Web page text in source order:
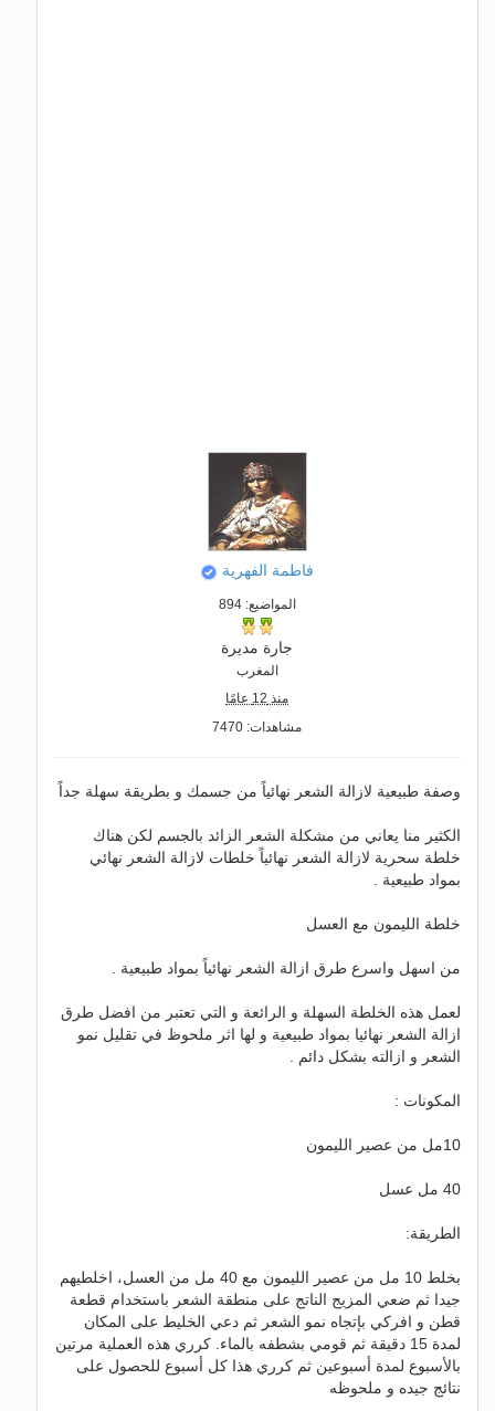
فاطمة الفهرية
المواضيع: 894
جارة مديرة
المغرب
منذ 12 عامًا
مشاهدات: 7470
وصفة طبيعية لازالة الشعر نهائياً من جسمك و بطريقة سهلة جداً
الكثير منا يعاني من مشكلة الشعر الزائد بالجسم لكن هناك
خلطة سحرية لازالة الشعر نهائياً خلطات لازالة الشعر نهائي
بمواد طبيعية .
خلطة الليمون مع العسل
من اسهل واسرع طرق ازالة الشعر نهائياً بمواد طبيعية .
لعمل هذه الخلطة السهلة و الرائعة و التي تعتبر من افضل طرق
ازالة الشعر نهائيا بمواد طبيعية و لها اثر ملحوظ في تقليل نمو
الشعر و ازالته بشكل دائم .
المكونات :
10مل من عصير الليمون
40 مل عسل
الطريقة:
بخلط 10 مل من عصير الليمون مع 40 مل من العسل، اخلطيهم
جيدا ثم ضعي المزيج الناتج على منطقة الشعر باستخدام قطعة
قطن و افركي بإتجاه نمو الشعر ثم دعي الخليط على المكان
لمدة 15 دقيقة ثم قومي بشطفه بالماء. كرري هذه العملية مرتين
بالأسبوع لمدة أسبوعين ثم كرري هذا كل أسبوع للحصول على
نتائج جيده و ملحوظه